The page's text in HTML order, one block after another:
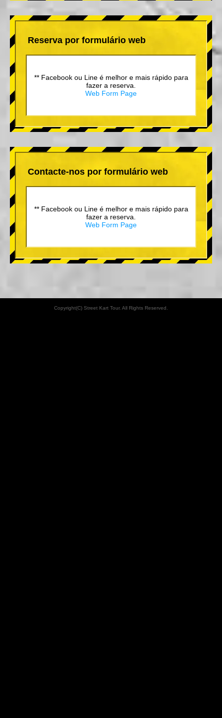
Reserva por formulário web
** Facebook ou Line é melhor e mais rápido para
fazer a reserva.
Web Form Page
Contacte-nos por formulário web
** Facebook ou Line é melhor e mais rápido para
fazer a reserva.
Web Form Page
Copyright(C) Street Kart Tour. All Rights Reserved.